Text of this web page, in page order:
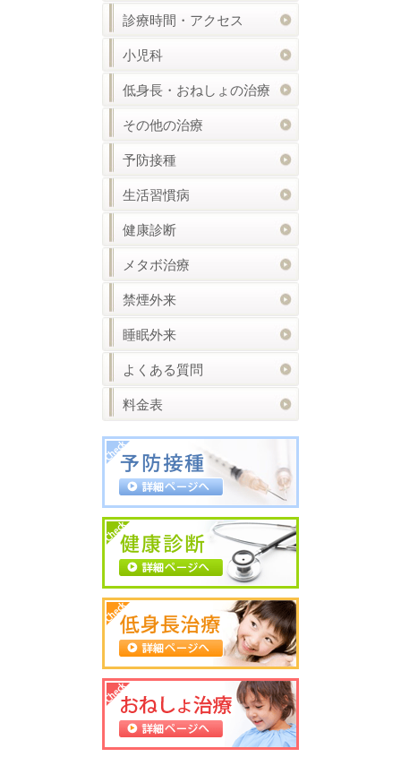
診療時間・アクセス
小児科
低身長・おねしょの治療
その他の治療
予防接種
生活習慣病
健康診断
メタボ治療
禁煙外来
睡眠外来
よくある質問
料金表